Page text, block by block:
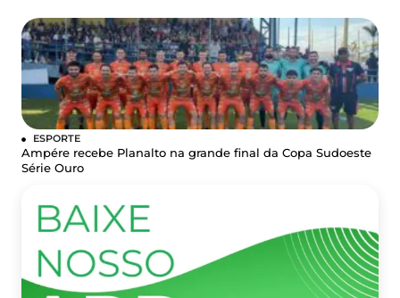
ESPORTE
Ampére recebe Planalto na grande final da Copa Sudoeste
Série Ouro